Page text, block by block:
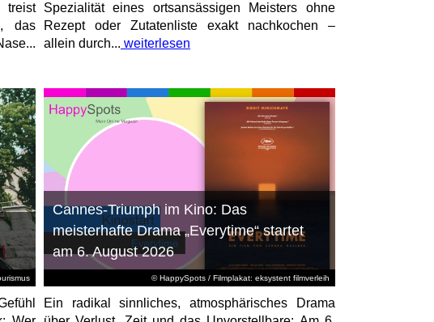
treist
das
Spezialität eines ortsansässigen Meisters ohne
Rezept oder Zutatenliste exakt nachkochen –
allein durch... weiterlesen
© HappySpots / Filmplakat: eksystent filmverleih
Cannes-Triumph im Kino: Das
meisterhafte Drama „Everytime“ startet
am 6. August 2026
Ein radikal sinnliches, atmosphärisches Drama